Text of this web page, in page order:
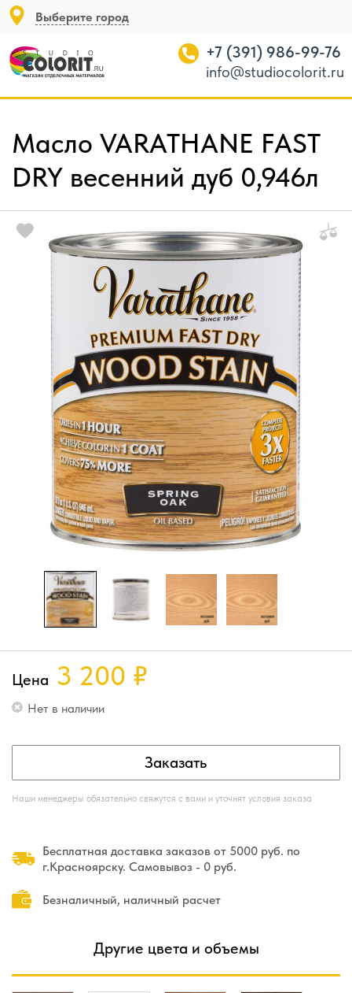
Выберите город
+7 (391) 986-99-76
info@studiocolorit.ru
Масло VARATHANE FAST
DRY весенний дуб 0,946л
Цена 3 200 ₽
Нет в наличии
Заказать
Наши менеджеры обязательно свяжутся с вами и уточнят условия заказа
Бесплатная доставка заказов от 5000 руб. по
г.Красноярску. Самовывоз - 0 руб.
Безналичный, наличный расчет
Другие цвета и объемы